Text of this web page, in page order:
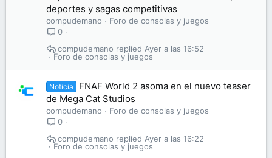
deportes y sagas competitivas
compudemano
Foro de consolas y juegos
0
Foro de consolas y juegos
Ayer a las 16:52
compudemano
Noticia
FNAF World 2 asoma en el nuevo teaser
de Mega Cat Studios
compudemano
Foro de consolas y juegos
0
Foro de consolas y juegos
Ayer a las 16:22
compudemano